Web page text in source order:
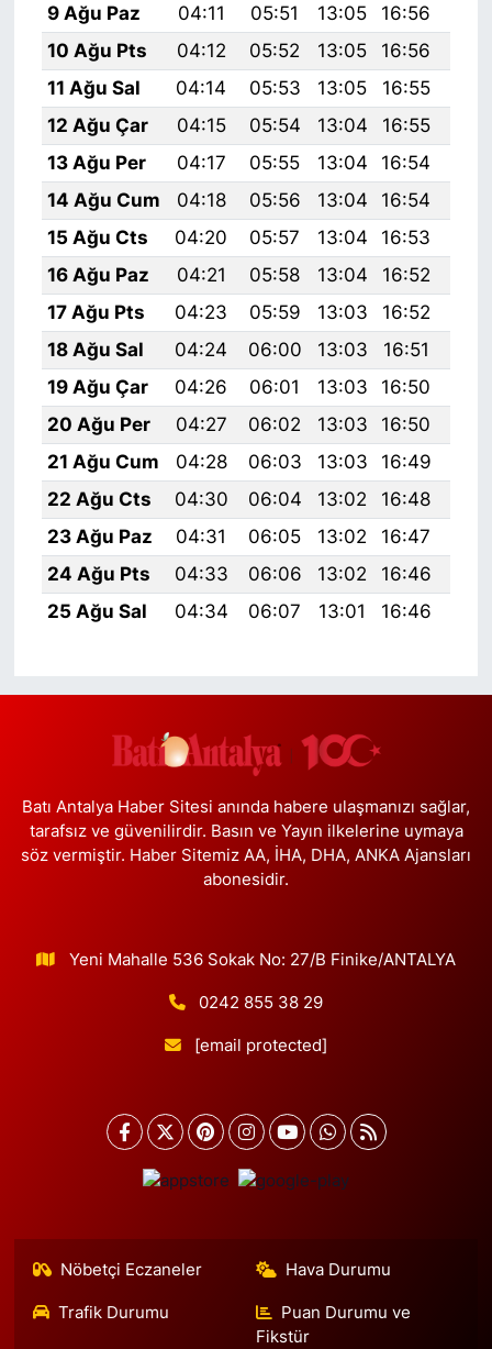
9 Ağu Paz
04:11 05:51 13:05 16:56
10 Ağu Pts
04:12 05:52 13:05 16:56
11 Ağu Sal
04:14 05:53 13:05 16:55
12 Ağu Çar
04:15 05:54 13:04 16:55
13 Ağu Per
04:17 05:55 13:04 16:54
14 Ağu Cum
04:18 05:56 13:04 16:54
15 Ağu Cts
04:20 05:57 13:04 16:53
16 Ağu Paz
04:21 05:58 13:04 16:52
17 Ağu Pts
04:23 05:59 13:03 16:52
18 Ağu Sal
04:24 06:00 13:03 16:51
19 Ağu Çar
04:26 06:01 13:03 16:50
20 Ağu Per
04:27 06:02 13:03 16:50
21 Ağu Cum
04:28 06:03 13:03 16:49
22 Ağu Cts
04:30 06:04 13:02 16:48
23 Ağu Paz
04:31 06:05 13:02 16:47
24 Ağu Pts
04:33 06:06 13:02 16:46
25 Ağu Sal
04:34 06:07 13:01 16:46
Batı Antalya Haber Sitesi anında habere ulaşmanızı sağlar,
tarafsız ve güvenilirdir. Basın ve Yayın ilkelerine uymaya
söz vermiştir. Haber Sitemiz AA, İHA, DHA, ANKA Ajansları
abonesidir.
Yeni Mahalle 536 Sokak No: 27/B Finike/ANTALYA
0242 855 38 29
[email protected]
Nöbetçi Eczaneler Hava Durumu
Trafik Durumu
Puan Durumu ve
Fikstür